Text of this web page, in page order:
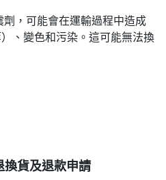
劑，可能會在運輸過程中造成
、變色和污染。這可能無法換
換貨及退款申請